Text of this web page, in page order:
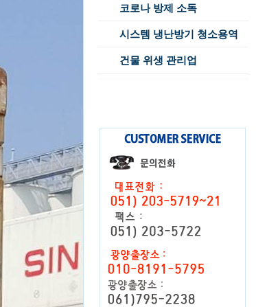
코로나 방제 소독
시스템 냉난방기 청소용역
건물 위생 관리업